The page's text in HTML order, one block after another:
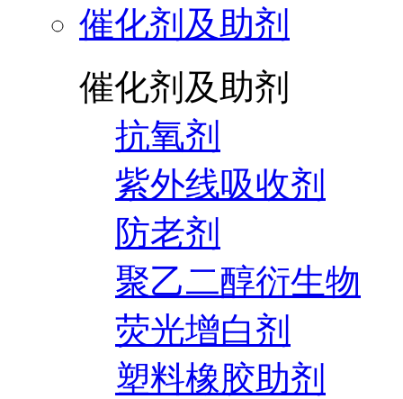
催化剂及助剂
催化剂及助剂
抗氧剂
紫外线吸收剂
防老剂
聚乙二醇衍生物
荧光增白剂
塑料橡胶助剂